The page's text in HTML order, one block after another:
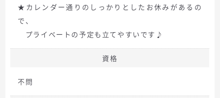
★カレンダー通りのしっかりとしたお休みがあるの
で、
プライベートの予定も立てやすいです♪
資格
不問